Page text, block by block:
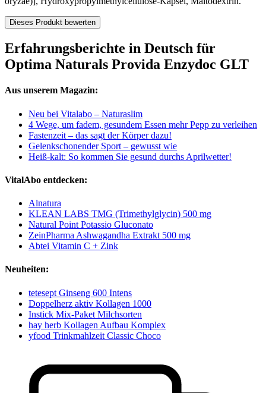
Dieses Produkt bewerten
Erfahrungsberichte in Deutsch für
Optima Naturals Provida Enzydoc GLT
Aus unserem Magazin:
Neu bei Vitalabo – Naturaslim
4 Wege, um fadem, gesundem Essen mehr Pepp zu verleihen
Fastenzeit – das sagt der Körper dazu!
Gelenkschonender Sport – gewusst wie
Heiß-kalt: So kommen Sie gesund durchs Aprilwetter!
VitalAbo entdecken:
Alnatura
KLEAN LABS TMG (Trimethylglycin) 500 mg
Natural Point Potassio Gluconato
ZeinPharma Ashwagandha Extrakt 500 mg
Abtei Vitamin C + Zink
Neuheiten:
tetesept Ginseng 600 Intens
Doppelherz aktiv Kollagen 1000
Instick Mix-Paket Milchsorten
hay herb Kollagen Aufbau Komplex
yfood Trinkmahlzeit Classic Choco